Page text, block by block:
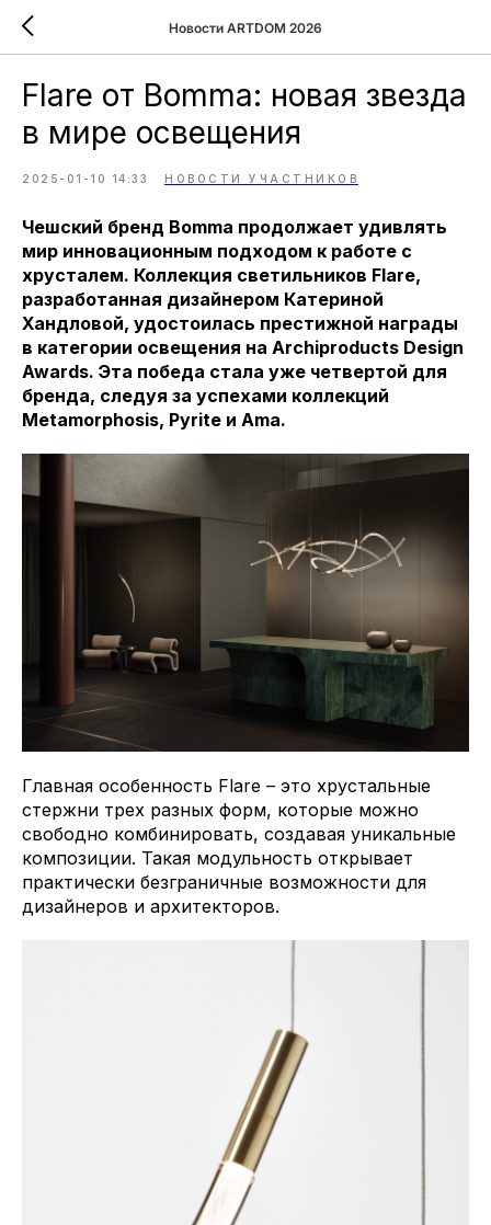
Новости ARTDOM 2026
Flare от Bomma: новая звезда
в мире освещения
2025-01-10 14:33 НОВОСТИ УЧАСТНИКОВ
Чешский бренд Bomma продолжает удивлять
мир инновационным подходом к работе с
хрусталем. Коллекция светильников Flare,
разработанная дизайнером Катериной
Хандловой, удостоилась престижной награды
в категории освещения на Archiproducts Design
Awards. Эта победа стала уже четвертой для
бренда, следуя за успехами коллекций
Metamorphosis, Pyrite и Ama.
Главная особенность Flare – это хрустальные
стержни трех разных форм, которые можно
свободно комбинировать, создавая уникальные
композиции. Такая модульность открывает
практически безграничные возможности для
дизайнеров и архитекторов.